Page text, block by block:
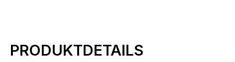
Produktinformationen
PRODUKTDETAILS